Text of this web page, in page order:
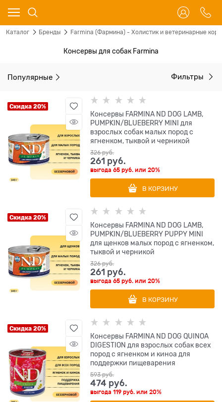
Каталог Бренды Farmina (Фармина) - Холистик и ветеринарные
Консервы для собак Farmina
Популярные Фильтры
Скидка 20%
Консервы FARMINA ND DOG LAMB,
PUMPKIN/BLUEBERRY MINI для
взрослых собак малых пород с
ягненком, тыквой и черникой
326 руб.
261 руб.
выгода65 руб. или20%
В КОРЗИНУ
Скидка 20%
Консервы FARMINA ND DOG LAMB,
PUMPKIN/BLUEBERRY PUPPY MINI
для щенков малых пород с ягненком,
тыквой и черникой
326 руб.
261 руб.
выгода65 руб. или20%
В КОРЗИНУ
Скидка 20%
Консервы FARMINA ND DOG QUINOA
DIGESTION для взрослых собак всех
пород с ягненком и киноа для
поддержки пищеварения
593 руб.
474 руб.
выгода119 руб. или20%